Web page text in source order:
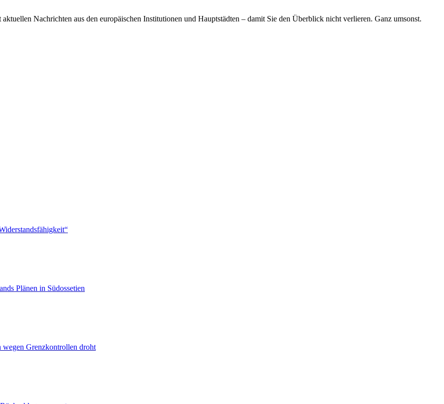
Nachrichten aus den europäischen Institutionen und Hauptstädten – damit Sie den Überblick nicht verlieren. Ganz umsonst.
Plänen in Südossetien
wegen Grenzkontrollen droht